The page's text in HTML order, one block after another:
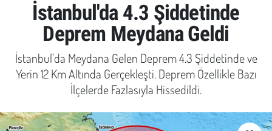
İstanbul'da 4.3 Şiddetinde
Deprem Meydana Geldi
İstanbul'da Meydana Gelen Deprem 4.3 Şiddetinde ve
Yerin 12 Km Altında Gerçekleşti. Deprem Özellikle Bazı
İlçelerde Fazlasıyla Hissedildi.
Ekonomi
Yaşam
Yerel Haberler
Eğitim
Tüm Manşetler
Son Dakika Haberleri
Haber Arşivi